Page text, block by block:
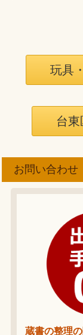
玩具
台
お問い合わせ
蔵書の整理